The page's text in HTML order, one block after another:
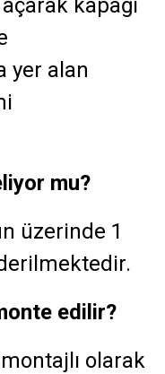
kapağı
yer alan
mu?
üzerinde 1
edilir?
olarak